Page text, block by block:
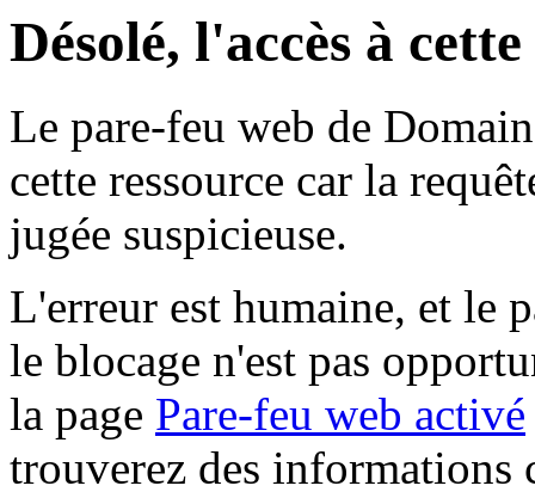
Désolé, l'accès à
Le pare-feu web de
cette ressource car la
jugée suspicieuse.
L'erreur est humaine, et le
le blocage n'est pas
la page Pare-feu web activé
trouverez des informations